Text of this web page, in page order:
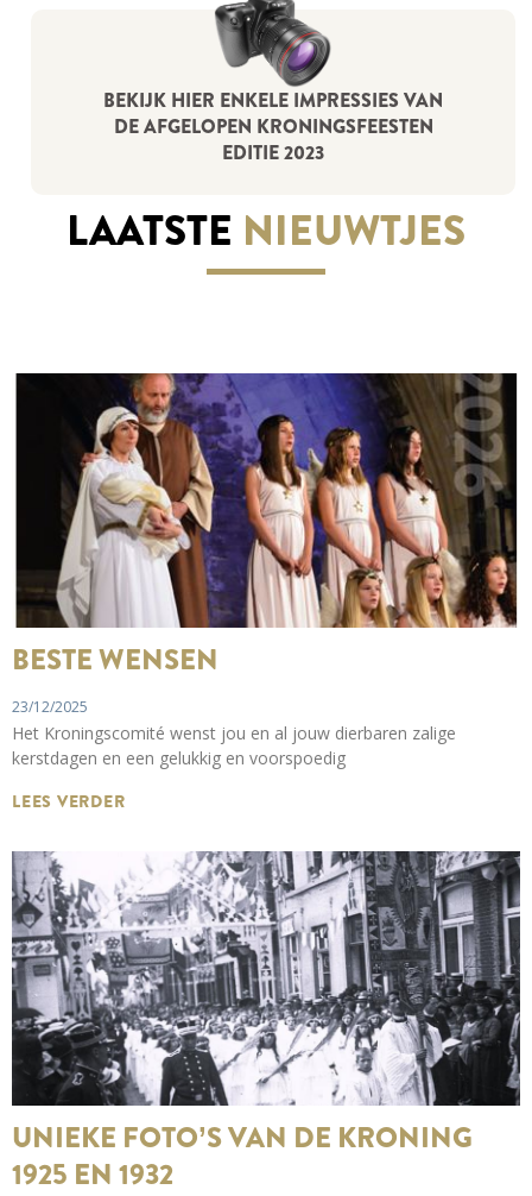
BEKIJK HIER ENKELE IMPRESSIES VAN
DE AFGELOPEN KRONINGSFEESTEN
EDITIE 2023
LAATSTE NIEUWTJES
BESTE WENSEN
23/12/2025
Het Kroningscomité wenst jou en al jouw dierbaren zalige
kerstdagen en een gelukkig en voorspoedig
LEES VERDER
UNIEKE FOTO’S VAN DE KRONING
1925 EN 1932